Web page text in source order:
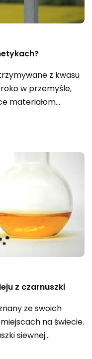
z kwasu
w przemyśle,
materiałom
jaki mogą mieć
zakazać ich
z czarnuszki
ze swoich
na świecie.
siewnej